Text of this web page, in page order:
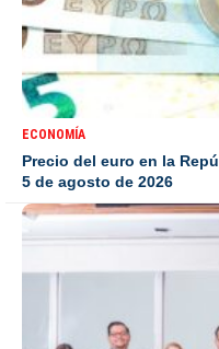
ECONOMÍA
Precio del euro en la
5 de agosto de 2026